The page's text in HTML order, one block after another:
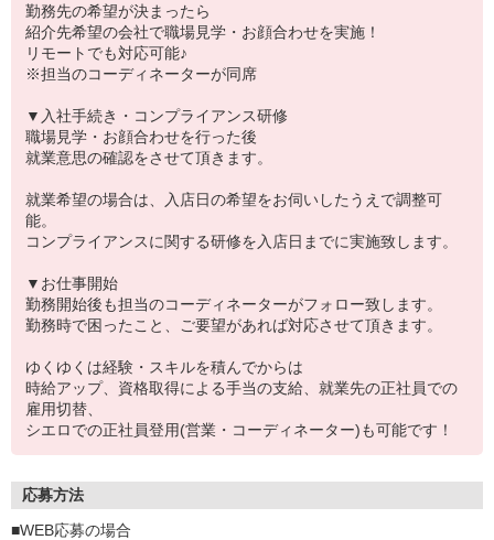
勤務先の希望が決まったら
紹介先希望の会社で職場見学・お顔合わせを実施！
リモートでも対応可能♪
※担当のコーディネーターが同席
▼入社手続き・コンプライアンス研修
職場見学・お顔合わせを行った後
就業意思の確認をさせて頂きます。
就業希望の場合は、入店日の希望をお伺いしたうえで調整可
能。
コンプライアンスに関する研修を入店日までに実施致します。
▼お仕事開始
勤務開始後も担当のコーディネーターがフォロー致します。
勤務時で困ったこと、ご要望があれば対応させて頂きます。
ゆくゆくは経験・スキルを積んでからは
時給アップ、資格取得による手当の支給、就業先の正社員での
雇用切替、
シエロでの正社員登用(営業・コーディネーター)も可能です！
応募方法
■WEB応募の場合